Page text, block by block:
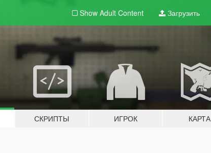
Show Adult Content Загрузить
СКРИПТЫ ИГРОК КАРТА